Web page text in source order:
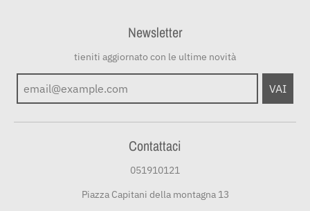
Newsletter
tieniti aggiornato con le ultime novità
VAI
Contattaci
051910121
Piazza Capitani della montagna 13